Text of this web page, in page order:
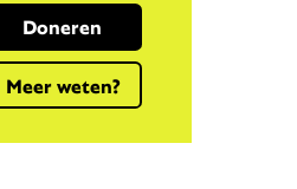
Doneren
Meer weten?